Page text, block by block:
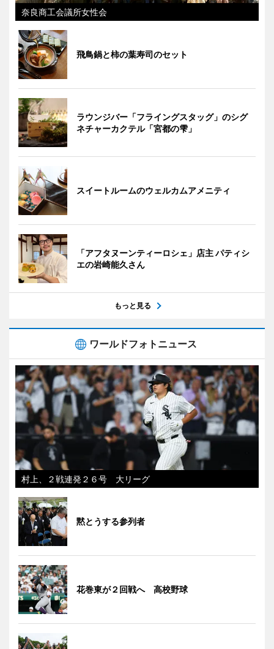
奈良商工会議所女性会
飛鳥鍋と柿の葉寿司のセット
ラウンジバー「フライングスタッグ」のシグ
ネチャーカクテル「宮都の雫」
スイートルームのウェルカムアメニティ
「アフタヌーンティーロシェ」店主 パティシ
エの岩崎能久さん
もっと見る
ワールドフォトニュース
村上、２戦連発２６号 大リーグ
黙とうする参列者
花巻東が２回戦へ 高校野球